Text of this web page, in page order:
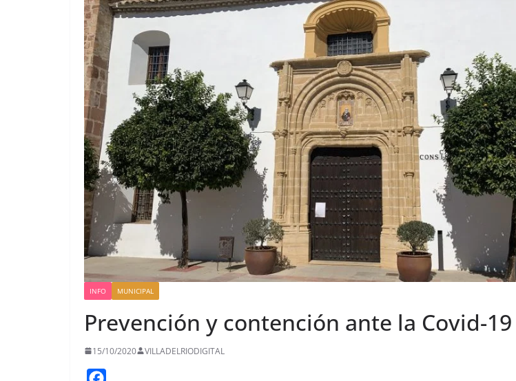
INFO MUNICIPAL
Prevención y contención ante la Covid-19
15/10/2020 VILLADELRIODIGITAL